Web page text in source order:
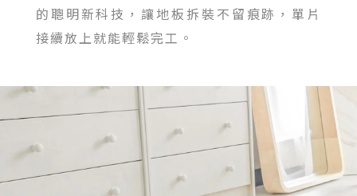
的聰明新科技，讓地板拆裝不留痕跡，單片
接續放上就能輕鬆完工。